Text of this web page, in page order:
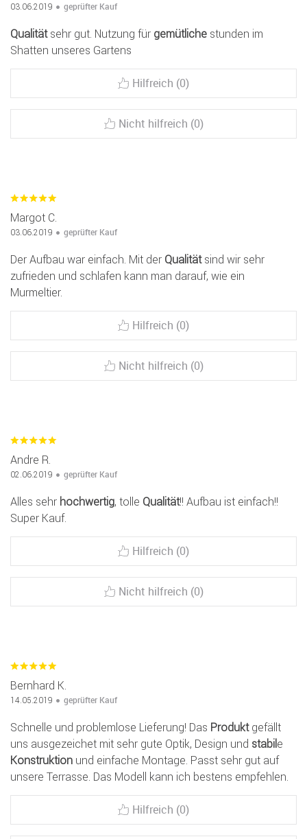
03.06.2019 geprüfter Kauf
Qualitätsehr gut. Nutzung für gemütliche stunden im
Shatten unseres Gartens
Hilfreich (0)
Nicht hilfreich (0)
Margot C.
03.06.2019 geprüfter Kauf
Der Aufbau war einfach. Mit der Qualitätsind wir sehr
zufrieden und schlafen kann man darauf, wie ein
Murmeltier.
Hilfreich (0)
Nicht hilfreich (0)
Andre R.
02.06.2019 geprüfter Kauf
Alles sehr hochwertig, tolle Qualität!! Aufbau ist einfach!!
Super Kauf.
Hilfreich (0)
Nicht hilfreich (0)
Bernhard K.
14.05.2019 geprüfter Kauf
Schnelle und problemlose Lieferung! Das Produktgefällt
uns ausgezeichet mit sehr gute Optik, Design und stabil e
Konstruktion und einfache Montage. Passt sehr gut auf
unsere Terrasse. Das Modell kann ich bestens empfehlen.
Hilfreich (0)